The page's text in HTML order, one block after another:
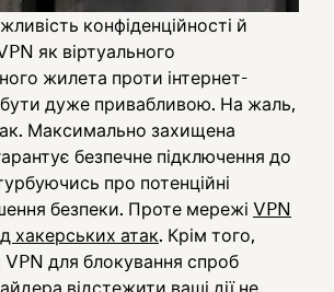
конфіденційності й
як віртуального
жилета проти інтернет-
дуже привабливою. На жаль,
Максимально захищена
безпечне підключення до
про потенційні
безпеки. Проте мережі VPN
хакерських атак. Крім того,
для блокування спроб
відстежити ваші дії не